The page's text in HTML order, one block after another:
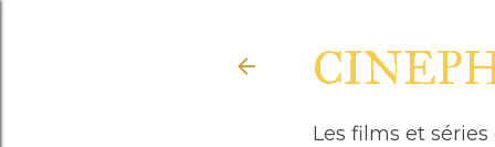
Les films et